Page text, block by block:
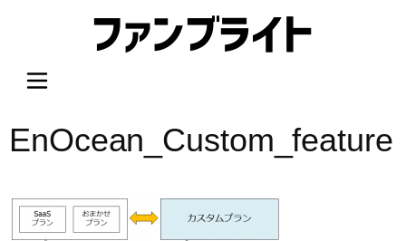
プ
EnOcean_Custom_feature